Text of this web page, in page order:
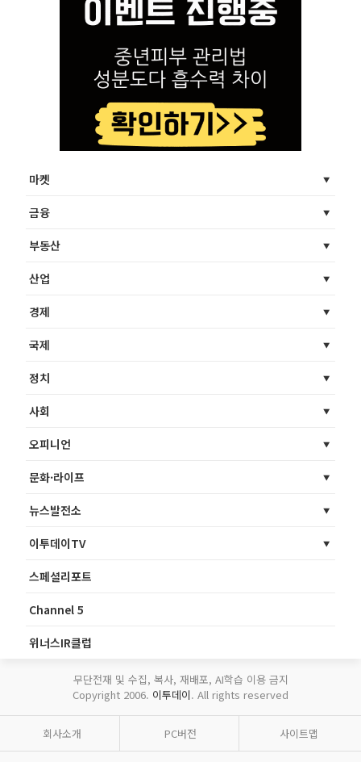
마켓
금융
부동산
산업
경제
국제
정치
사회
오피니언
문화·라이프
뉴스발전소
이투데이TV
스페셜리포트
Channel 5
위너스IR클럽
무단전재 및 수집, 복사, 재배포, AI학습 이용 금지
Copyright 2006. 이투데이. All rights reserved
회사소개 PC버전 사이트맵